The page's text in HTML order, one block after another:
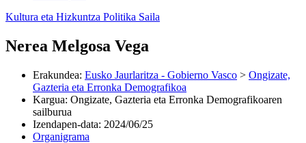
Kultura eta Hizkuntza Politika Saila
Nerea Melgosa Vega
Erakundea: Eusko Jaurlaritza - Gobierno Vasco > Ongizate,
Gazteria eta Erronka Demografikoa
Kargua: Ongizate, Gazteria eta Erronka Demografikoaren
sailburua
Izendapen-data: 2024/06/25
Organigrama